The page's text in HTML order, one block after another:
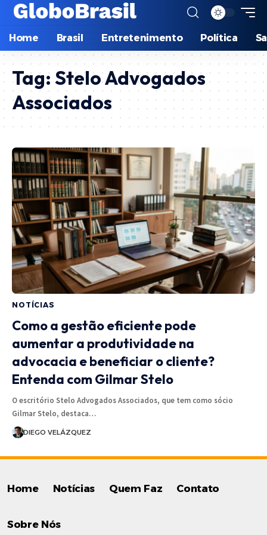
Home Brasil Entretenimento Política
Tag: Stelo Advogados
Associados
NOTÍCIAS
Como a gestão eficiente pode
aumentar a produtividade na
advocacia e beneficiar o cliente?
Entenda com Gilmar Stelo
O escritório Stelo Advogados Associados, que tem como sócio
Gilmar Stelo, destaca…
DIEGO VELÁZQUEZ
Home Notícias Quem Faz Contato
Sobre Nós